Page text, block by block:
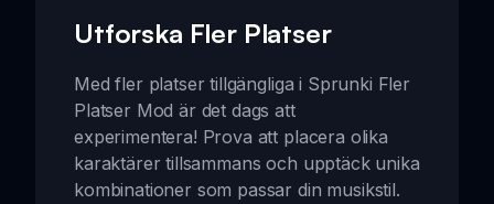
Utforska Fler Platser
Med fler platser tillgängliga i Sprunki Fler
Platser Mod är det dags att
experimentera! Prova att placera olika
karaktärer tillsammans och upptäck unika
kombinationer som passar din musikstil.